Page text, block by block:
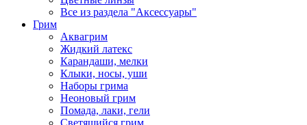
Все из раздела "Аксессуары"
Грим
Аквагрим
Жидкий латекс
Карандаши, мелки
Клыки, носы, уши
Наборы грима
Неоновый грим
Помада, лаки, гели
Светящийся грим